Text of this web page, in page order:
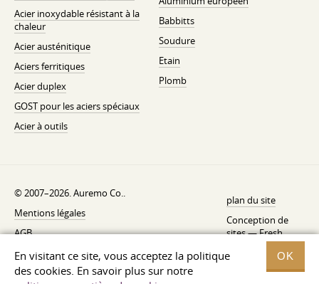
En visitant ce site, vous acceptez la politique
des cookies. En savoir plus sur notre
OK
Acier inoxydable résistant à la
chaleur
Acier austénitique
Aciers ferritiques
Acier duplex
GOST pour les aciers spéciaux
Acier à outils
Babbitts
Soudure
Etain
Plomb
© 2007–2026. Auremo Co..
Mentions légales
AGB
Politique de rétractation
Politique de confidentialité
plan du site
Conception de
sites —Fresh